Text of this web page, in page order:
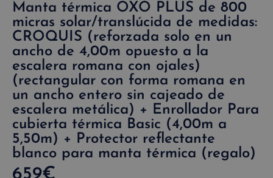
Manta térmica OXO PLUS de 800
micras solar/translúcida de medidas:
CROQUIS (reforzada solo en un
ancho de 4,00m opuesto a la
escalera romana con ojales)
(rectangular con forma romana en
un ancho entero sin cajeado de
escalera metálica) + Enrollador Para
cubierta térmica Basic (4,00m a
5,50m) + Protector reflectante
blanco para manta térmica (regalo)